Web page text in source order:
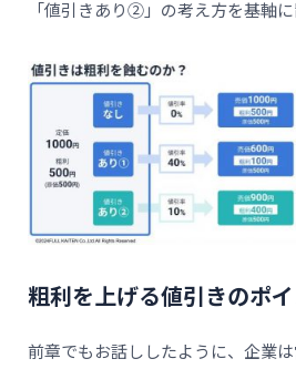
「値引きあり②」の考え方を基軸に
粗利を上げる値引きのポ
前章でもお話ししたように、企業